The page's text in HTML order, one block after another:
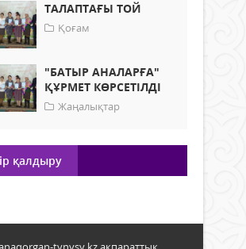
ТАЛАПТАҒЫ ТОЙ
Қоғам
"БАТЫР АНАЛАРҒА"
ҚҰРМЕТ КӨРСЕТІЛДІ
Жаңалықтар
қалдыру